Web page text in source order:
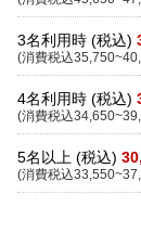
3名利用時 (税込)
(消費税込
4名利用時 (税込)
(消費税込
5名以上 (税込)
(消費税込